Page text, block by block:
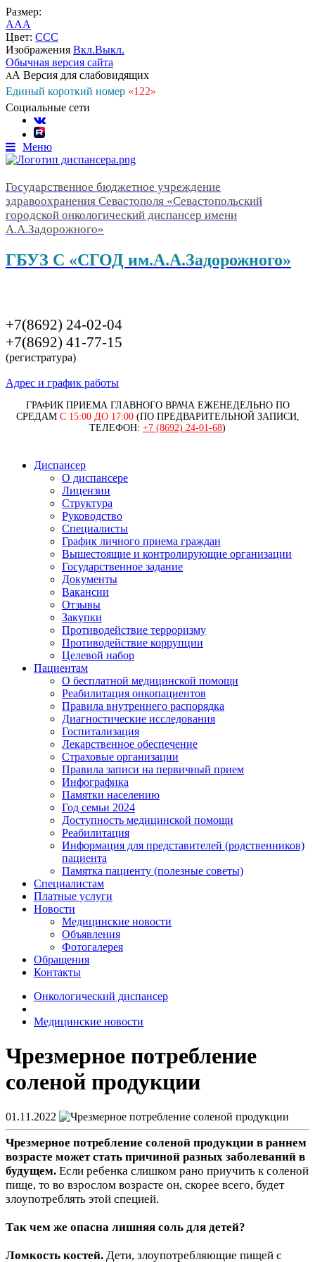
Размер:
AAA
Цвет: CCC
Изображения Вкл.Выкл.
Обычная версия сайта
АА Версия для слабовидящих
Единый короткий номер «122»
Социальные сети
Меню
Государственное бюджетное учреждение
здравоохранения Севастополя «Севастопольский
городской онкологический диспансер имени
А.А.Задорожного»
ГБУЗ С «СГОД им.А.А.Задорожного»
+7(8692) 24-02-04
+7(8692) 41-77-15
(регистратура)
Адрес и график работы
ГРАФИК ПРИЕМА ГЛАВНОГО ВРАЧА ЕЖЕНЕДЕЛЬНО ПО
СРЕДАМ С 15:00 ДО 17:00(ПО ПРЕДВАРИТЕЛЬНОЙ ЗАПИСИ,
ТЕЛЕФОН: +7 (8692) 24-01-68)
Диспансер
О диспансере
Лицензии
Структура
Руководство
Специалисты
График личного приема граждан
Вышестоящие и контролирующие организации
Государственное задание
Документы
Вакансии
Отзывы
Закупки
Противодействие терроризму
Противодействие коррупции
Целевой набор
Пациентам
О бесплатной медицинской помощи
Реабилитация онкопациентов
Правила внутреннего распорядка
Диагностические исследования
Госпитализация
Лекарственное обеспечение
Страховые организации
Правила записи на первичный прием
Инфографика
Памятки населению
Год семьи 2024
Доступность медицинской помощи
Реабилитация
Информация для представителей (родственников)
пациента
Памятка пациенту (полезные советы)
Специалистам
Платные услуги
Новости
Медицинские новости
Объявления
Фотогалерея
Обращения
Контакты
Онкологический диспансер
Медицинские новости
Чрезмерное потребление
соленой продукции
01.11.2022
Чрезмерное потребление соленой продукции в раннем
возрасте может стать причиной разных заболеваний в
будущем. Если ребенка слишком рано приучить к соленой
пище, то во взрослом возрасте он, скорее всего, будет
злоупотреблять этой специей.
Так чем же опасна лишняя соль для детей?
Ломкость костей. Дети, злоупотребляющие пищей с